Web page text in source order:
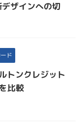
デザインへの切
ド
トンクレジット
比較